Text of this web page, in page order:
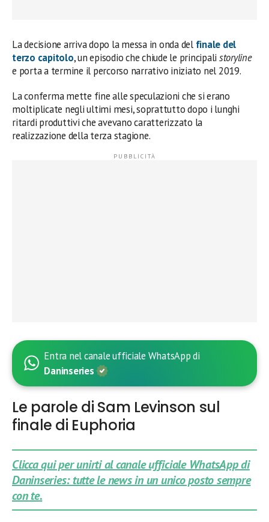
La decisione arriva dopo la messa in onda del finale del
terzo capitolo, un episodio che chiude le principali storyline
e porta a termine il percorso narrativo iniziato nel 2019.
La conferma mette fine alle speculazioni che si erano
moltiplicate negli ultimi mesi, soprattutto dopo i lunghi
ritardi produttivi che avevano caratterizzato la
realizzazione della terza stagione.
Entra nel canale ufficiale WhatsApp di
Daninseries
Le parole di Sam Levinson sul
finale di Euphoria
Clicca qui per unirti al canale ufficiale WhatsApp di
Daninseries: tutte le news in un unico posto sempre
con te.